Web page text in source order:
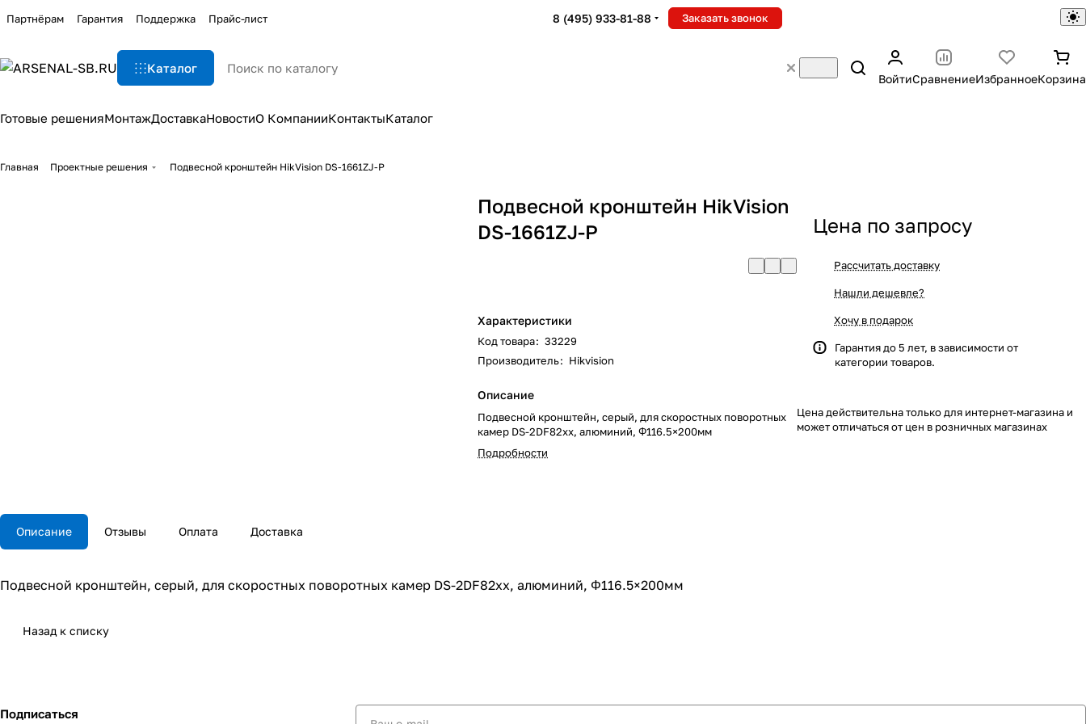
Партнёрам Гарантия Поддержка Прайс-лист 8 (495) 933-81-88 Заказать звонок
Каталог
ВойтиСравнениеИзбранноеКорзина
Готовые решенияМонтажДоставкаНовостиО КомпанииКонтактыКаталог
Главная Проектные решения Подвесной кронштейн HikVision DS-1661ZJ-P
Подвесной кронштейн HikVision
DS-1661ZJ-P
Характеристики
Код товара: 33229
Производитель: Hikvision
Описание
Подвесной кронштейн, серый, для скоростных поворотных
камер DS-2DF82xx, алюминий, Φ116.5×200мм
Подробности
Цена по запросу
Рассчитать доставку
Нашли дешевле?
Хочу в подарок
Гарантия до 5 лет, в зависимости от
категории товаров.
Цена действительна только для интернет-магазина и
может отличаться от цен в розничных магазинах
Описание Отзывы Оплата Доставка
Подвесной кронштейн, серый, для скоростных поворотных камер DS-2DF82xx, алюминий, Φ116.5×200мм
Назад к списку
Подписаться